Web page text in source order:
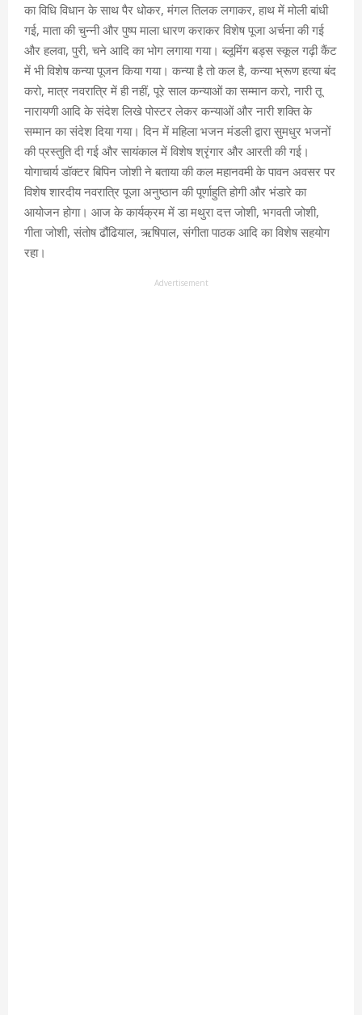
का विधि विधान के साथ पैर धोकर, मंगल तिलक लगाकर, हाथ में मोली बांधी
गई, माता की चुन्नी और पुष्प माला धारण कराकर विशेष पूजा अर्चना की गई
और हलवा, पुरी, चने आदि का भोग लगाया गया। ब्लूमिंग बड्स स्कूल गढ़ी कैंट
में भी विशेष कन्या पूजन किया गया। कन्या है तो कल है, कन्या भ्रूण हत्या बंद
करो, मात्र नवरात्रि में ही नहीं, पूरे साल कन्याओं का सम्मान करो, नारी तू
नारायणी आदि के संदेश लिखे पोस्टर लेकर कन्याओं और नारी शक्ति के
सम्मान का संदेश दिया गया। दिन में महिला भजन मंडली द्वारा सुमधुर भजनों
की प्रस्तुति दी गई और सायंकाल में विशेष श्रृंगार और आरती की गई।
योगाचार्य डॉक्टर बिपिन जोशी ने बताया की कल महानवमी के पावन अवसर पर
विशेष शारदीय नवरात्रि पूजा अनुष्ठान की पूर्णाहुति होगी और भंडारे का
आयोजन होगा। आज के कार्यक्रम में डा मथुरा दत्त जोशी, भगवती जोशी,
गीता जोशी, संतोष ढौंढियाल, ऋषिपाल, संगीता पाठक आदि का विशेष सहयोग
रहा।
Advertisement